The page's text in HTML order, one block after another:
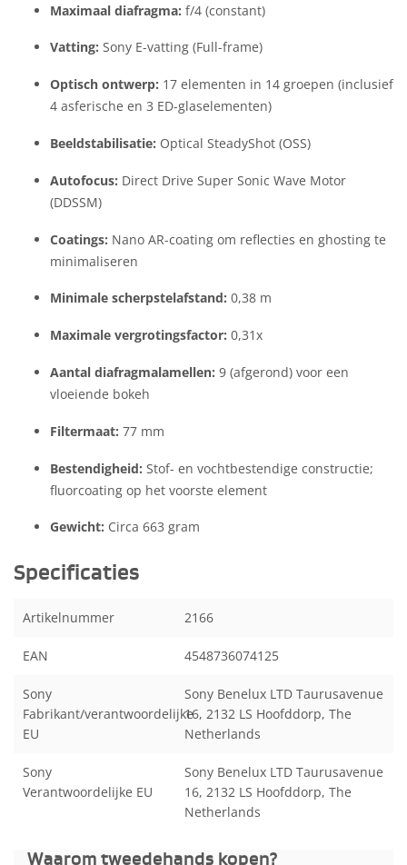
Maximaal diafragma: f/4 (constant)
Vatting: Sony E-vatting (Full-frame)
Optisch ontwerp: 17 elementen in 14 groepen (inclusief
4 asferische en 3 ED-glaselementen)
Beeldstabilisatie: Optical SteadyShot (OSS)
Autofocus: Direct Drive Super Sonic Wave Motor
(DDSSM)
Coatings: Nano AR-coating om reflecties en ghosting te
minimaliseren
Minimale scherpstelafstand: 0,38 m
Maximale vergrotingsfactor: 0,31x
Aantal diafragmalamellen: 9 (afgerond) voor een
vloeiende bokeh
Filtermaat: 77 mm
Bestendigheid: Stof- en vochtbestendige constructie;
fluorcoating op het voorste element
Gewicht: Circa 663 gram
Specificaties
Artikelnummer 2166
EAN 4548736074125
Sony
Fabrikant/verantwoordelijke
EU
Sony Benelux LTD Taurusavenue
16, 2132 LS Hoofddorp, The
Netherlands
Sony
Verantwoordelijke EU
Sony Benelux LTD Taurusavenue
16, 2132 LS Hoofddorp, The
Netherlands
Waarom tweedehands kopen?